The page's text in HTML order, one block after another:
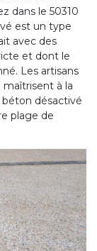
dans le 50310
est un type
avec des
et dont le
Les artisans
à la
désactivé
plage de